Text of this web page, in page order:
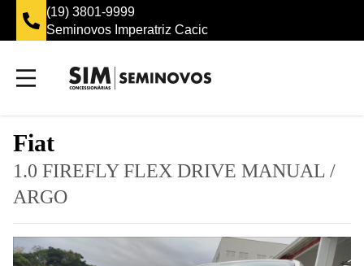
(19) 3801-9999
Seminovos Imperatriz Cacic
Fiat
1.0 FIREFLY FLEX DRIVE MANUAL/
ARGO